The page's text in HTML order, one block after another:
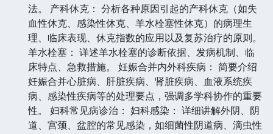
法。 产科休克： 分析各种原因引起的产科休克（如失
血性休克、感染性休克、羊水栓塞性休克）的病理生
理、临床表现、休克指数的应用以及复苏治疗的原则。
羊水栓塞： 详述羊水栓塞的诊断依据、发病机制、临
床特点、急救措施。 妊娠合并内外科疾病： 简要介绍
妊娠合并心脏病、肝脏疾病、肾脏疾病、血液系统疾
病、感染性疾病等的处理要点，强调多学科协作的重要
性。 妇科常见病诊治： 妇科感染： 详细讲解外阴、阴
道、宫颈、盆腔的常见感染，如细菌性阴道病、滴虫性